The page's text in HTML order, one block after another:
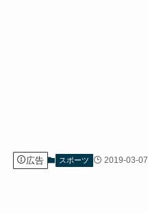
広告 スポーツ 2019-03-07